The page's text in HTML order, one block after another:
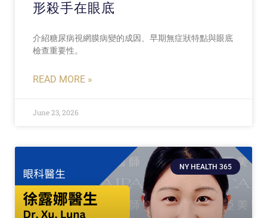
形殺手在眼底
介紹糖尿病視網膜病變的成因、早期無症狀特點與眼底
檢查重要性。
READ MORE »
June 23, 2026
NY HEALTH 365